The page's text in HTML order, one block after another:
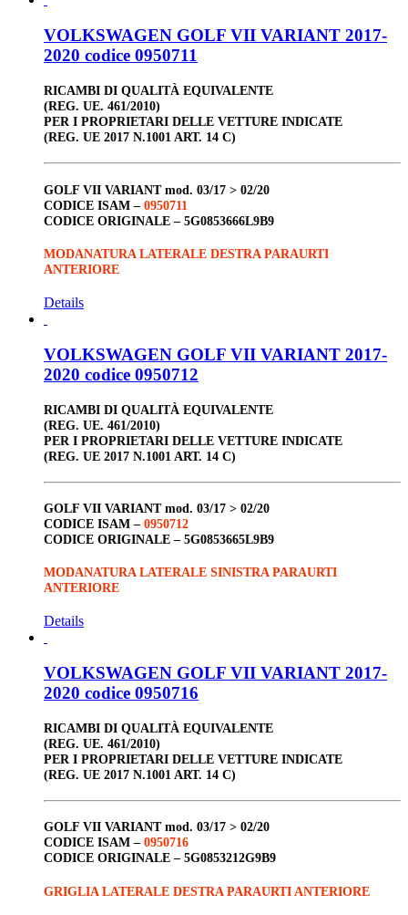
VOLKSWAGEN GOLF VII VARIANT 2017-
2020 codice 0950711
RICAMBI DI QUALITÀ EQUIVALENTE
(REG. UE. 461/2010)
PER I PROPRIETARI DELLE VETTURE INDICATE
(REG. UE 2017 N.1001 ART. 14 C)
GOLF VII VARIANTmod. 03/17 > 02/20
CODICE ISAM – 0950711
CODICE ORIGINALE – 5G0853666L9B9
MODANATURA LATERALE DESTRA PARAURTI
ANTERIORE
Details
VOLKSWAGEN GOLF VII VARIANT 2017-
2020 codice 0950712
RICAMBI DI QUALITÀ EQUIVALENTE
(REG. UE. 461/2010)
PER I PROPRIETARI DELLE VETTURE INDICATE
(REG. UE 2017 N.1001 ART. 14 C)
GOLF VII VARIANTmod. 03/17 > 02/20
CODICE ISAM – 0950712
CODICE ORIGINALE – 5G0853665L9B9
MODANATURA LATERALE SINISTRA PARAURTI
ANTERIORE
Details
VOLKSWAGEN GOLF VII VARIANT 2017-
2020 codice 0950716
RICAMBI DI QUALITÀ EQUIVALENTE
(REG. UE. 461/2010)
PER I PROPRIETARI DELLE VETTURE INDICATE
(REG. UE 2017 N.1001 ART. 14 C)
GOLF VII VARIANTmod. 03/17 > 02/20
CODICE ISAM – 0950716
CODICE ORIGINALE – 5G0853212G9B9
GRIGLIA LATERALE DESTRA PARAURTI ANTERIORE